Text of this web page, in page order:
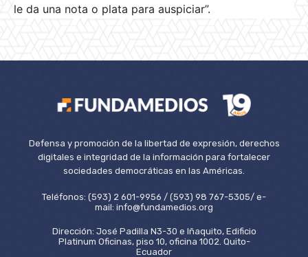
le da una nota o plata para auspiciar”.
Defensa y promoción de la libertad de expresión, derechos
digitales e integridad de la información para fortalecer
sociedades democráticas en las Américas.
Teléfonos: (593) 2 601-9956 / (593) 98 767-5305/ e-
mail: info@fundamedios.org
Dirección: José Padilla N3-30 e Iñaquito, Edificio
Platinum Oficinas, piso 10, oficina 1002. Quito-
Ecuador